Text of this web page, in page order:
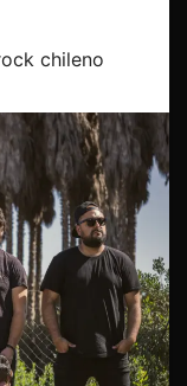
chileno